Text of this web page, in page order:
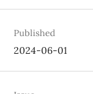
Published
2024-06-01